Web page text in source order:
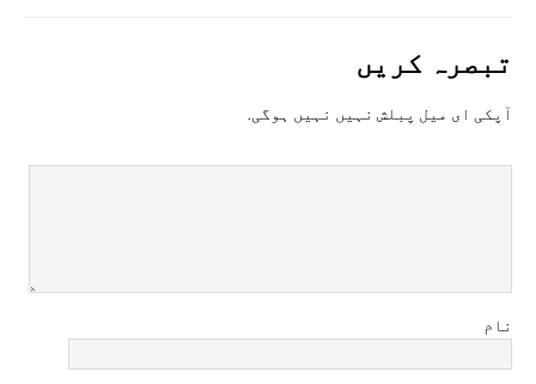
تبصرہ کريں
آپکی ای ميل پبلش نہيں نہيں ہوگی.
نام